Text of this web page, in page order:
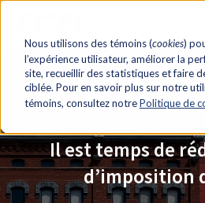
Nous utilisons des témoins (cookies)
l’expérience utilisateur, améliorer la
site, recueillir des statistiques et faire
ciblée. Pour en savoir plus sur notre
témoins, consultez notrePolitique de
Se
Il est temps de
d’imposition